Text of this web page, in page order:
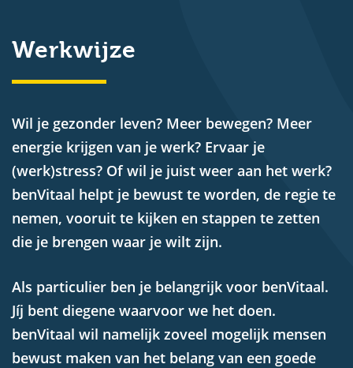
Werkwijze
Wil je gezonder leven? Meer bewegen? Meer
energie krijgen van je werk? Ervaar je
(werk)stress? Of wil je juist weer aan het werk?
benVitaal helpt je bewust te worden, de regie te
nemen, vooruit te kijken en stappen te zetten
die je brengen waar je wilt zijn.
Als particulier ben je belangrijk voor benVitaal.
Jíj bent diegene waarvoor we het doen.
benVitaal wil namelijk zoveel mogelijk mensen
bewust maken van het belang van een goede